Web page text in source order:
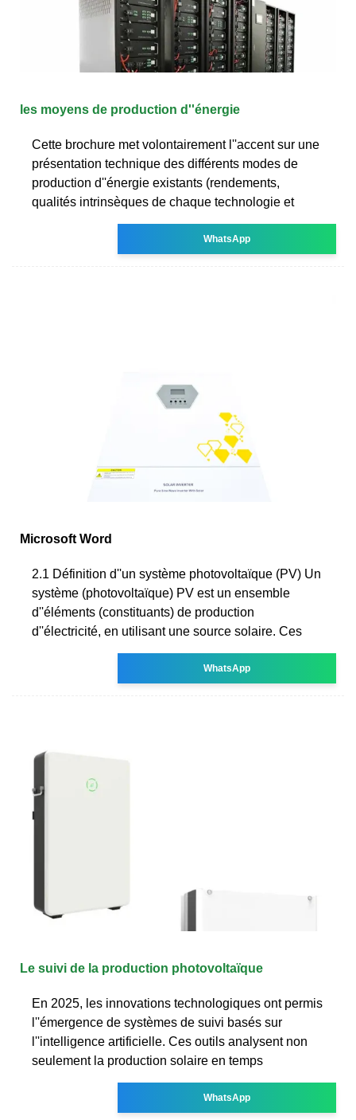
les moyens de production d''énergie
Cette brochure met volontairement l''accent sur une
présentation technique des différents modes de
production d''énergie existants (rendements,
qualités intrinsèques de chaque technologie et
WhatsApp
Microsoft Word
2.1 Définition d''un système photovoltaïque (PV) Un
système (photovoltaïque) PV est un ensemble
d''éléments (constituants) de production
d''électricité, en utilisant une source solaire. Ces
WhatsApp
Le suivi de la production photovoltaïque
En 2025, les innovations technologiques ont permis
l''émergence de systèmes de suivi basés sur
l''intelligence artificielle. Ces outils analysent non
seulement la production solaire en temps
WhatsApp